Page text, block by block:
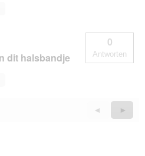
dit halsbandje
0
Antworten
Zurück
Questions
◄
Weiter
►